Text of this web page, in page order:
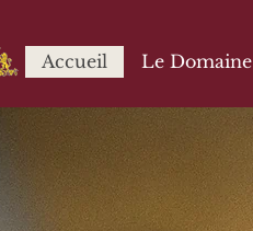
Accueil Le Domaine